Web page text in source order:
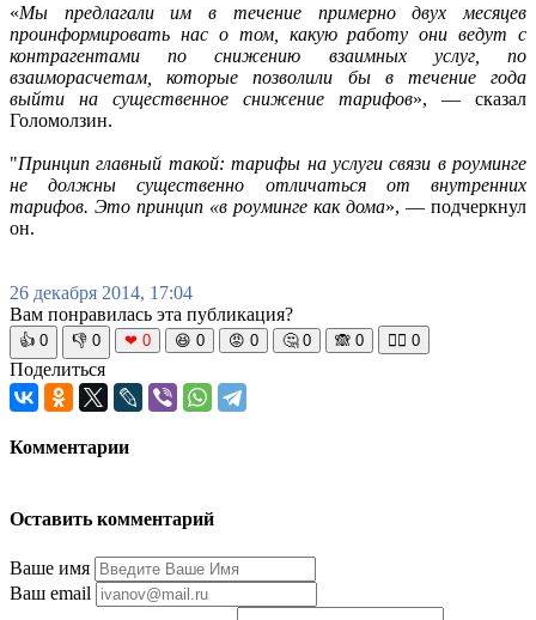
«Мы предлагали им в течение примерно двух месяцев
проинформировать нас о том, какую работу они ведут с
контрагентами по снижению взаимных услуг, по
взаиморасчетам, которые позволили бы в течение года
выйти на существенное снижение тарифов», — сказал
Голомолзин.
"Принцип главный такой: тарифы на услуги связи в роуминге
не должны существенно отличаться от внутренних
тарифов. Это принцип «в роуминге как дома», — подчеркнул
он.
26 декабря 2014, 17:04
Вам понравилась эта публикация?
👍 0 👎 0 ❤ 0 😆 0 😡 0 🤔 0 🙈 0 🧘‍♀️ 0
Поделиться
Комментарии
Оставить комментарий
Ваше имя
Ваш email